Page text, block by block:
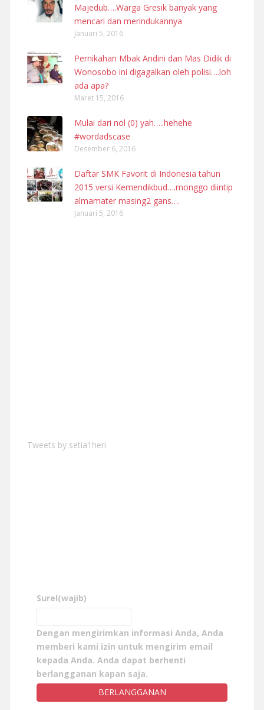
Majedub….Warga Gresik banyak yang
mencari dan merindukannya
Januari 5, 2016
Pernikahan Mbak Andini dan Mas Didik di
Wonosobo ini digagalkan oleh polisi….loh
ada apa?
Maret 15, 2016
Mulai dari nol (0) yah…..hehehe
#wordadscase
Desember 6, 2016
Daftar SMK Favorit di Indonesia tahun
2015 versi Kemendikbud….monggo diintip
almamater masing2 gans….
Januari 5, 2016
Tweets by setia1heri
Surel(wajib)
Dengan mengirimkan informasi Anda, Anda
memberi kami izin untuk mengirim email
kepada Anda. Anda dapat berhenti
berlangganan kapan saja.
BERLANGGANAN